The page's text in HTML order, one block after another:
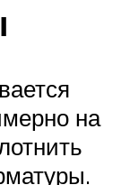
на